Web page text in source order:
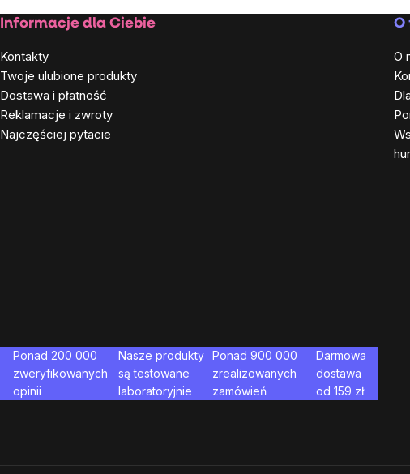
Stopka
Informacje dla Ciebie
Kontakty
Twoje ulubione produkty
Dostawa i płatność
Reklamacje i zwroty
Najczęściej pytacie
O
O
Ponad 200 000
zweryfikowanych
opinii
Nasze produkty
są testowane
laboratoryjnie
Ponad 900 000
zrealizowanych
zamówień
Darmowa
dostawa
od 159 zł